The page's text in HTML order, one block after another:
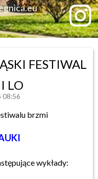
FESTIWAL
LO
08:56
brzmi
wykłady: